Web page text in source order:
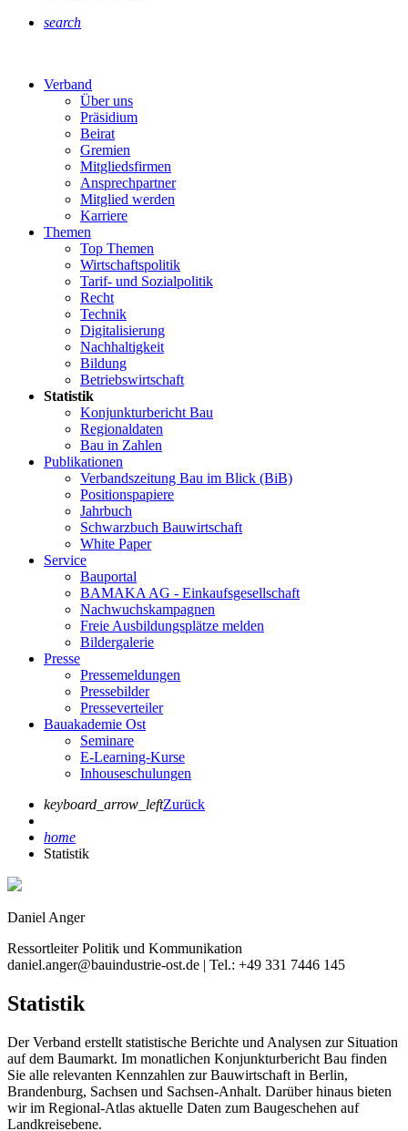
search
Verband
Über uns
Präsidium
Beirat
Gremien
Mitgliedsfirmen
Ansprechpartner
Mitglied werden
Karriere
Themen
Top Themen
Wirtschaftspolitik
Tarif- und Sozialpolitik
Recht
Technik
Digitalisierung
Nachhaltigkeit
Bildung
Betriebswirtschaft
Statistik
Konjunkturbericht Bau
Regionaldaten
Bau in Zahlen
Publikationen
Verbandszeitung Bau im Blick (BiB)
Positionspapiere
Jahrbuch
Schwarzbuch Bauwirtschaft
White Paper
Service
Bauportal
BAMAKA AG - Einkaufsgesellschaft
Nachwuchskampagnen
Freie Ausbildungsplätze melden
Bildergalerie
Presse
Pressemeldungen
Pressebilder
Presseverteiler
Bauakademie Ost
Seminare
E-Learning-Kurse
Inhouseschulungen
keyboard_arrow_leftZurück
home
Statistik
Daniel Anger
Ressortleiter Politik und Kommunikation
daniel.anger@bauindustrie-ost.de | Tel.: +49 331 7446 145
Statistik
Der Verband erstellt statistische Berichte und Analysen zur Situation
auf dem Baumarkt. Im monatlichen Konjunkturbericht Bau finden
Sie alle relevanten Kennzahlen zur Bauwirtschaft in Berlin,
Brandenburg, Sachsen und Sachsen-Anhalt. Darüber hinaus bieten
wir im Regional-Atlas aktuelle Daten zum Baugeschehen auf
Landkreisebene.